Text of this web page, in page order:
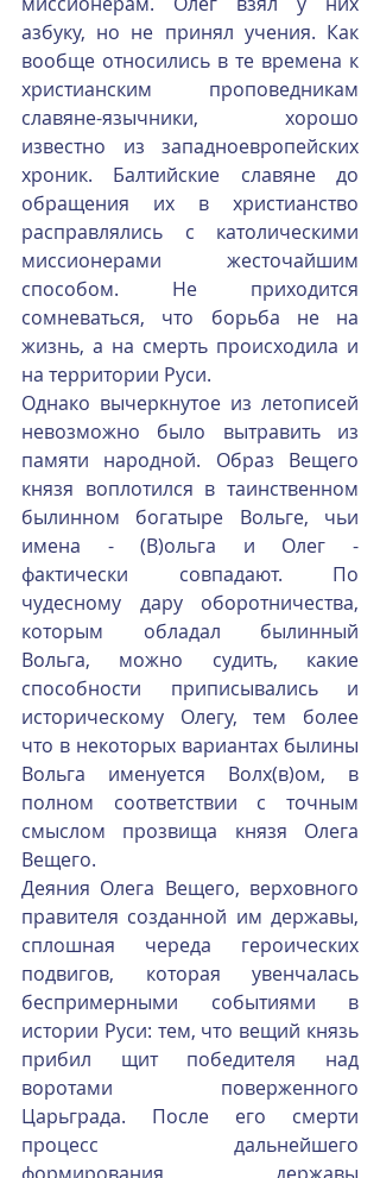
азбуку, но не принял учения. Как
вообще относились в те времена к
христианским проповедникам
славяне-язычники, хорошо
известно из западноевропейских
хроник. Балтийские славяне до
обращения их в христианство
расправлялись с католическими
миссионерами жесточайшим
способом. Не приходится
сомневаться, что борьба не на
жизнь, а на смерть происходила и
на территории Руси.
Однако вычеркнутое из летописей
невозможно было вытравить из
памяти народной. Образ Вещего
князя воплотился в таинственном
былинном богатыре Вольге, чьи
имена - (В)ольга и Олег -
фактически совпадают. По
чудесному дару оборотничества,
которым обладал былинный
Вольга, можно судить, какие
способности приписывались и
историческому Олегу, тем более
что в некоторых вариантах былины
Вольга именуется Волх(в)ом, в
полном соответствии с точным
смыслом прозвища князя Олега
Вещего.
Деяния Олега Вещего, верховного
правителя созданной им державы,
сплошная череда героических
подвигов, которая увенчалась
беспримерными событиями в
истории Руси: тем, что вещий князь
прибил щит победителя над
воротами поверженного
Царьграда. После его смерти
процесс дальнейшего